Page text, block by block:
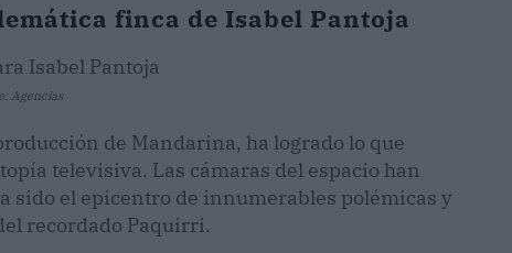
finca de Isabel Pantoja
Agencias
de Mandarina, ha logrado lo que
televisiva. Las cámaras del espacio han
sido el epicentro de innumerables polémicas y
recordado Paquirri.